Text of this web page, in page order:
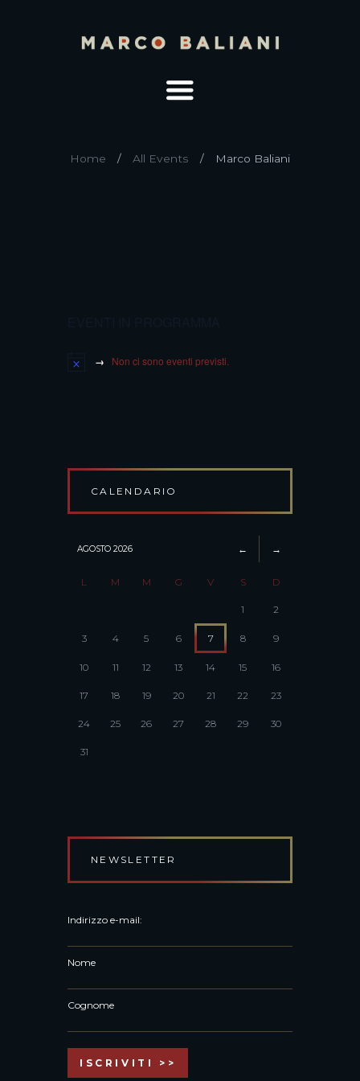
Home All Events Marco Baliani
Non ci sono eventi previsti.
CALENDARIO
AGOSTO 2026
L M M G V S D
1 2
3 4 5 6 7 8 9
10 11 12 13 14 15 16
17 18 19 20 21 22 23
24 25 26 27 28 29 30
31
NEWSLETTER
Indirizzo e-mail:
Nome
Cognome